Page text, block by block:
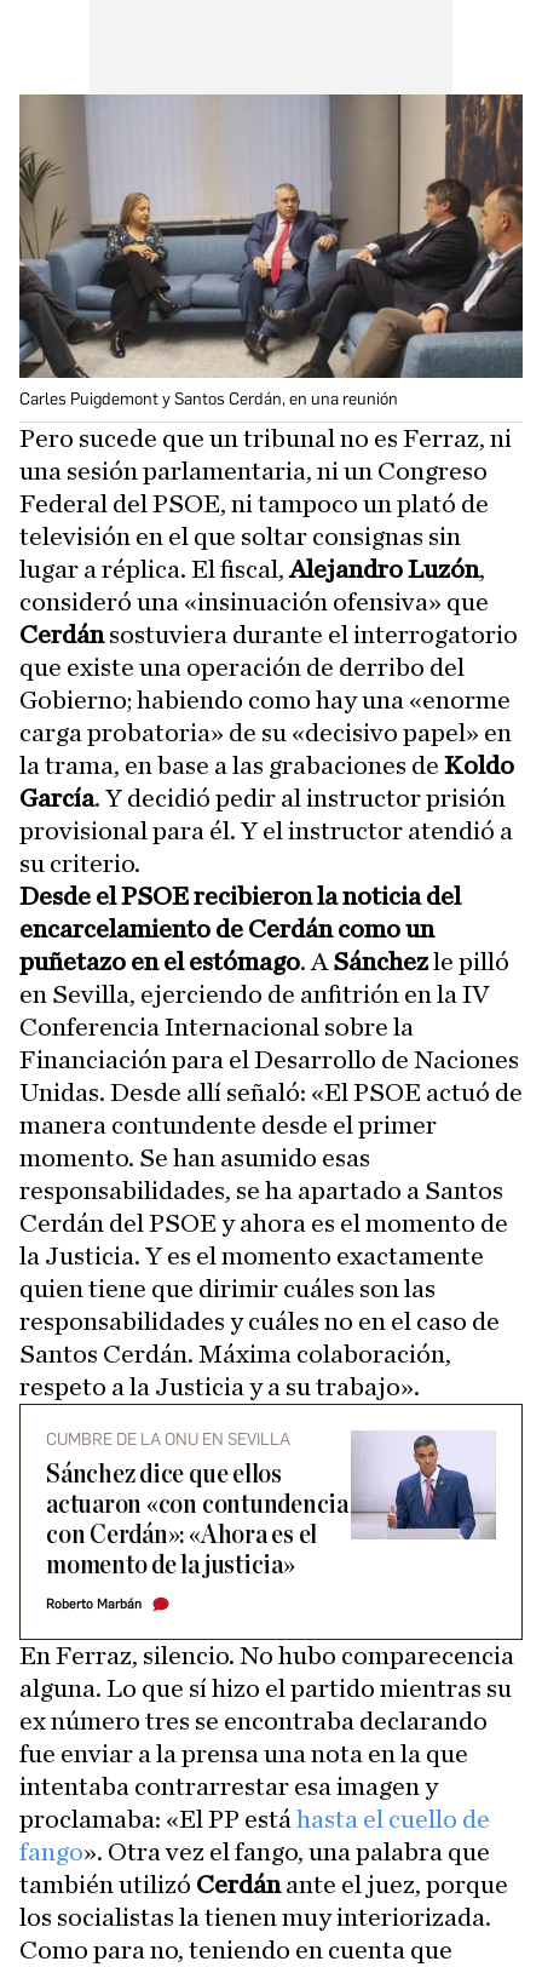
Carles Puigdemont y Santos Cerdán, en una reunión
Pero sucede que un tribunal no es Ferraz, ni
una sesión parlamentaria, ni un Congreso
Federal del PSOE, ni tampoco un plató de
televisión en el que soltar consignas sin
lugar a réplica. El fiscal,Alejandro Luzón,
consideró una «insinuación ofensiva» que
Cerdánsostuviera durante el interrogatorio
que existe una operación de derribo del
Gobierno; habiendo como hay una «enorme
carga probatoria» de su «decisivo papel» en
la trama, en base a las grabaciones de Koldo
García. Y decidió pedir al instructor prisión
provisional para él. Y el instructor atendió a
su criterio.
Desde el PSOE recibieron la noticia del
encarcelamiento de Cerdán como un
puñetazo en el estómago. ASánchezle pilló
en Sevilla, ejerciendo de anfitrión en la IV
Conferencia Internacional sobre la
Financiación para el Desarrollo de Naciones
Unidas. Desde allí señaló: «El PSOE actuó de
manera contundente desde el primer
momento. Se han asumido esas
responsabilidades, se ha apartado a Santos
Cerdán del PSOE y ahora es el momento de
la Justicia. Y es el momento exactamente
quien tiene que dirimir cuáles son las
responsabilidades y cuáles no en el caso de
Santos Cerdán. Máxima colaboración,
respeto a la Justicia y a su trabajo».
CUMBRE DE LA ONU EN SEVILLA
Sánchez dice que ellos
actuaron «con contundencia
con Cerdán»: «Ahora es el
momento de la justicia»
Roberto Marbán
En Ferraz, silencio. No hubo comparecencia
alguna. Lo que sí hizo el partido mientras su
ex número tres se encontraba declarando
fue enviar a la prensa una nota en la que
intentaba contrarrestar esa imagen y
proclamaba: «El PP estáhasta el cuello de
fango». Otra vez el fango, una palabra que
también utilizó Cerdánante el juez, porque
los socialistas la tienen muy interiorizada.
Como para no, teniendo en cuenta que